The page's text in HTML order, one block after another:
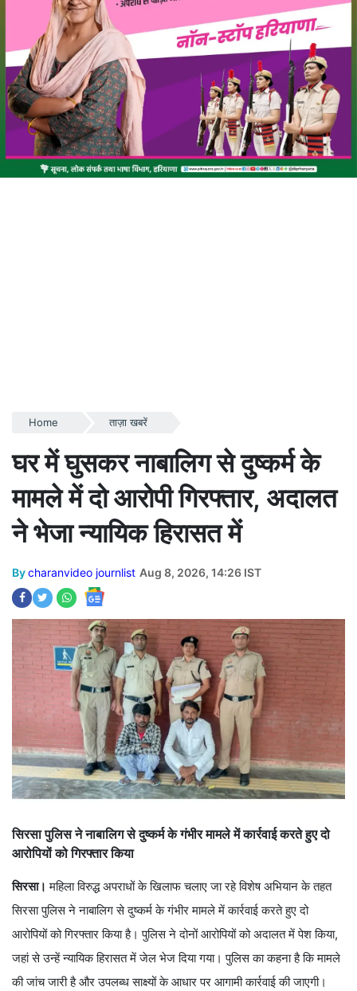
Home ताज़ा खबरें
घर में घुसकर नाबालिग से दुष्कर्म के
मामले में दो आरोपी गिरफ्तार, अदालत
ने भेजा न्यायिक हिरासत में
Bycharanvideo journlist Aug 8, 2026, 14:26 IST
सिरसा पुलिस ने नाबालिग से दुष्कर्म के गंभीर मामले में कार्रवाई करते हुए दो
आरोपियों को गिरफ्तार किया
सिरसा। महिला विरुद्ध अपराधों के खिलाफ चलाए जा रहे विशेष अभियान के तहत
सिरसा पुलिस ने नाबालिग से दुष्कर्म के गंभीर मामले में कार्रवाई करते हुए दो
आरोपियों को गिरफ्तार किया है। पुलिस ने दोनों आरोपियों को अदालत में पेश किया,
जहां से उन्हें न्यायिक हिरासत में जेल भेज दिया गया। पुलिस का कहना है कि मामले
की जांच जारी है और उपलब्ध साक्ष्यों के आधार पर आगामी कार्रवाई की जाएगी।